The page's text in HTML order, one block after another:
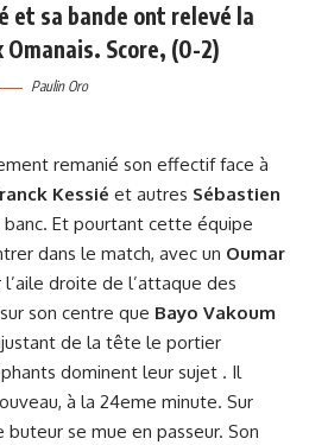
et sa bande ont relevé la
Score, (0-2)
Paulin Oro
remanié son effectif face à
Kessié et autres Sébastien
Et pourtant cette équipe
dans le match, avec un Oumar
droite de l’attaque des
son centre que Bayo Vakoum
de la tête le portier
dominent leur sujet . Il
à la 24eme minute. Sur
se mue en passeur. Son